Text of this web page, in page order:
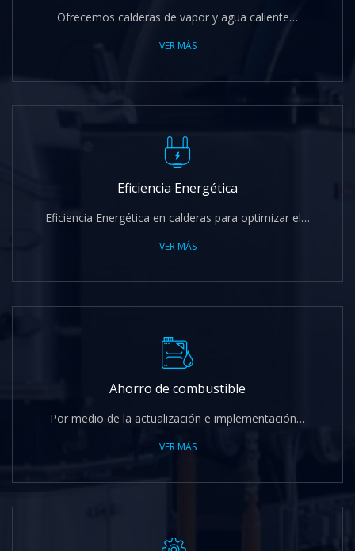
Ofrecemos calderas de vapor y agua caliente…
VER MÁS
Eficiencia Energética
Eficiencia Energética en calderas para optimizar el…
VER MÁS
Ahorro de combustible
Por medio de la actualización e implementación…
VER MÁS